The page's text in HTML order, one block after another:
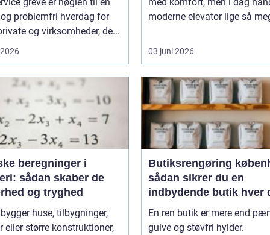
problemfri hverdag for
og virksomheder, de...
moderne elevator lige så
03 juni 2026
beregninger i
sådan skaber de
og tryghed
huse, tilbygninger,
eller større konstruktioner,
Butiksrengøring
sådan sikrer du en
indbydende butik hver
En ren butik er mere end
gulve og støvfri hylder.